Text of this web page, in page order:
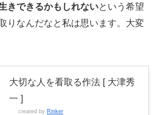
きできるかもしれないという希望
りなんだなと私は思います。大変
大切な人を看取る作法 [ 大津秀
一 ]
created by Rinker